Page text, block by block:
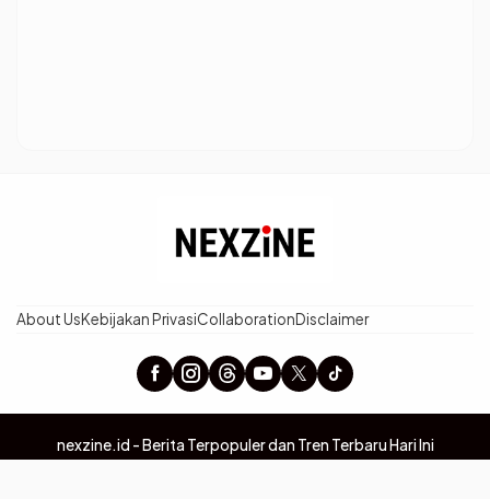
About UsKebijakan PrivasiCollaborationDisclaimer
nexzine.id - Berita Terpopuler dan Tren Terbaru Hari Ini